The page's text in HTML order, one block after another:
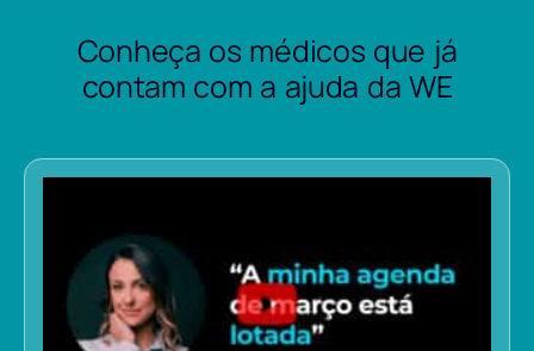
Conheça os médicos que já
contam com a ajuda da WE